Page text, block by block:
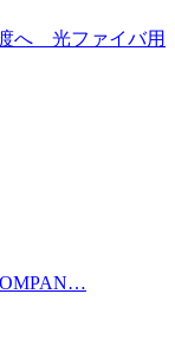
へ 光ファイバ用